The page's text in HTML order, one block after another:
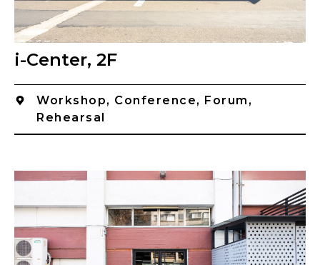
i-Center, 2F
Workshop, Conference, Forum,
Rehearsal